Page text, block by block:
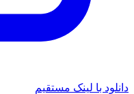
دانلود با لینک مستقیم